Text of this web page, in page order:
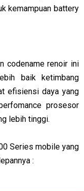
kemampuan battery
codename renoir ini
baik ketimbang
efisiensi daya yang
prosesor
lebih tinggi.
Series mobile yang
: